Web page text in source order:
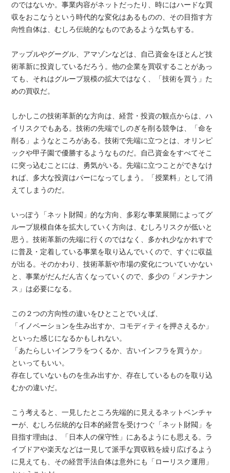
のではないか。事業内容がネットだったり、時にはハードな買
収をおこなうという時代的な変化はあるものの、その目指す方
向性自体は、むしろ伝統的なものであるような気もする。
アップルやグーグル、アマゾンなどは、自己資金をほとんど技
術革新に投資しているだろう。他の企業を買収することがあっ
ても、それはグループ規模の拡大ではなく、「技術を買う」た
めの買収だ。
しかしこの技術革新的な方向は、経営・投資の観点からは、ハ
イリスクでもある。技術の先端でしのぎを削る競争は、「命を
削る」ようなところがある。技術で先端に立つとは、オリンピ
ックや甲子園で優勝するようなものだ。自己資金をすべてそこ
に突っ込むことには、勇気がいる。先端に立つことができなけ
れば、多大な投資はパーになってしまう。「授業料」として消
えてしまうのだ。
いっぽう「ネット財閥」的な方向、多彩な事業展開によってグ
ループ規模自体を拡大していく方向は、むしろリスクが低いと
思う。技術革新の先端に行くのではなく、多かれ少なかれすで
に普及・定着している事業を取り込んでいくので、すぐに収益
が出る。そのかわり、技術革新や市場の変化についていかない
と、事業がだんだん古くなっていくので、多少の「メンテナン
ス」は必要になる。
この２つの方向性の違いをひとことでいえば、
「イノベーションを生み出すか、コモディティを押さえるか」
といった感じになるかもしれない。
「あたらしいインフラをつくるか、古いインフラを買うか」
といってもいい。
存在していないものを生み出すか、存在しているものを取り込
むかの違いだ。
こう考えると、一見したところ先端的に見えるネットベンチャ
ーが、むしろ伝統的な日本的経営を受けつぐ「ネット財閥」を
目指す理由は、「日本人の保守性」にあるようにも思える。ラ
イブドアや楽天などは一見して派手な買収戦を繰り広げるよう
に見えても、その経営手法自体は意外にも「ローリスク運用」